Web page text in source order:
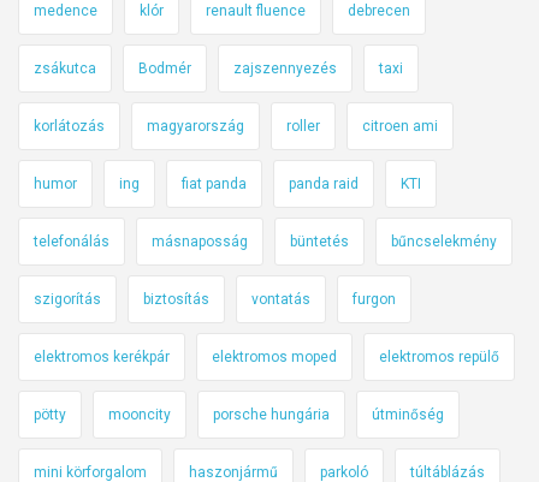
medence klór renault fluence debrecen
zsákutca Bodmér zajszennyezés taxi
korlátozás magyarország roller citroen ami
humor ing fiat panda panda raid KTI
telefonálás másnaposság büntetés bűncselekmény
szigorítás biztosítás vontatás furgon
elektromos kerékpár elektromos moped elektromos repülő
pötty mooncity porsche hungária útminőség
mini körforgalom haszonjármű parkoló túltáblázás